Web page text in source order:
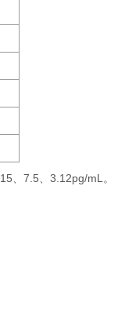
15、 7.5、 3.12pg/mL。